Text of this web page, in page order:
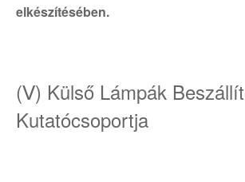
elkészítésében.
(Ⅴ) Külső Lámpák
Kutatócsoportja